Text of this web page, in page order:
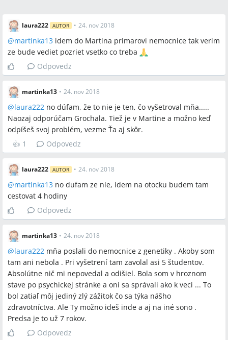
laura222 AUTOR • 24. nov 2018
@martinka13 idem do Martina primarovi nemocnice tak verim
ze bude vediet pozriet vsetko co treba
Odpovedz
martinka13 • 24. nov 2018
@laura222 no dúfam, že to nie je ten, čo vyšetroval mňa.....
Naozaj odporúčam Grochala. Tiež je v Martine a možno keď
odpíšeš svoj problém, vezme Ťa aj skôr.
👍 1 Odpovedz
laura222 AUTOR • 24. nov 2018
@martinka13 no dufam ze nie, idem na otocku budem tam
cestovat 4 hodiny
Odpovedz
martinka13 • 24. nov 2018
@laura222 mňa poslali do nemocnice z genetiky . Akoby som
tam ani nebola . Pri vyšetrení tam zavolal asi 5 študentov.
Absolútne nič mi nepovedal a odišiel. Bola som v hroznom
stave po psychickej stránke a oni sa správali ako k veci ... To
bol zatiaľ môj jediný zlý zážitok čo sa týka nášho
zdravotníctva. Ale Ty možno ideš inde a aj na iné sono .
Predsa je to už 7 rokov.
Odpovedz